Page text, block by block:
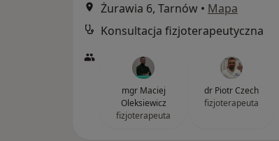
Żurawia 6, Tarnów • Mapa
Konsultacja fizjoterapeutyczna
mgr Maciej
Oleksiewicz
fizjoterapeuta
dr Piotr Czech
fizjoterapeuta